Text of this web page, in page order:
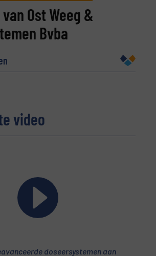
aanvragen
Ost Weeg &
Bvba
video
doseersystemen aan